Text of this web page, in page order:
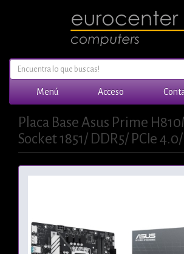
Menú Acceso
Placa Base Asus Prime
Socket 1851/ DDR5/ PCIe